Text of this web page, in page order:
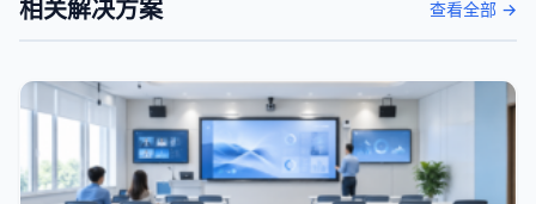
相关解决方案 查看全部 →